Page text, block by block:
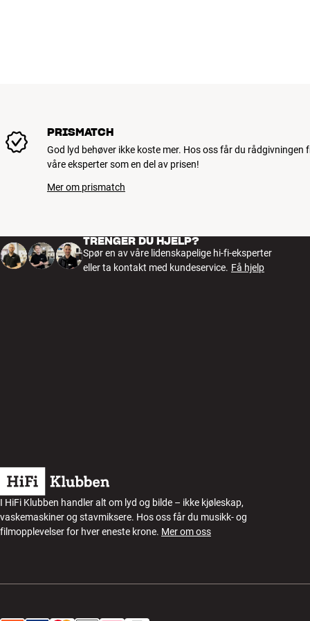
PRISMATCH
God lyd behøver ikke koste mer. Hos oss får du rådgivningen
våre eksperter som en del av prisen!
Mer om prismatch
TRENGER DU HJELP?
Spør en av våre lidenskapelige hi-fi-eksperter
eller ta kontakt med kundeservice. Få hjelp
I HiFi Klubben handler alt om lyd og bilde – ikke kjøleskap,
vaskemaskiner og stavmiksere. Hos oss får du musikk- og
filmopplevelser for hver eneste krone. Mer om oss